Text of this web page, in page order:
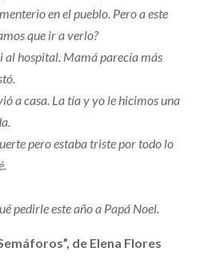
en el pueblo. Pero a este
que ir a verlo?
al hospital. Mamá parecía más
a casa. La tía y yo le hicimos una
pero estaba triste por todo lo
pedirle este año a Papá Noel.
de Elena Flores